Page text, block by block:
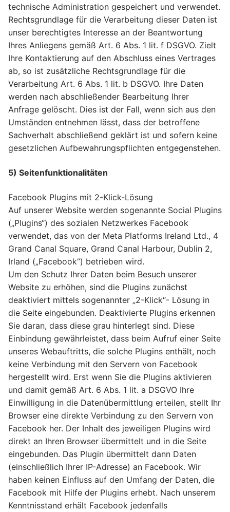
technische Administration gespeichert und verwendet.
Rechtsgrundlage für die Verarbeitung dieser Daten ist
unser berechtigtes Interesse an der Beantwortung
Ihres Anliegens gemäß Art. 6 Abs. 1 lit. f DSGVO. Zielt
Ihre Kontaktierung auf den Abschluss eines Vertrages
ab, so ist zusätzliche Rechtsgrundlage für die
Verarbeitung Art. 6 Abs. 1 lit. b DSGVO. Ihre Daten
werden nach abschließender Bearbeitung Ihrer
Anfrage gelöscht. Dies ist der Fall, wenn sich aus den
Umständen entnehmen lässt, dass der betroffene
Sachverhalt abschließend geklärt ist und sofern keine
gesetzlichen Aufbewahrungspflichten entgegenstehen.
5) Seitenfunktionalitäten
Facebook Plugins mit 2-Klick-Lösung
Auf unserer Website werden sogenannte Social Plugins
(„Plugins“) des sozialen Netzwerkes Facebook
verwendet, das von der Meta Platforms Ireland Ltd., 4
Grand Canal Square, Grand Canal Harbour, Dublin 2,
Irland („Facebook“) betrieben wird.
Um den Schutz Ihrer Daten beim Besuch unserer
Website zu erhöhen, sind die Plugins zunächst
deaktiviert mittels sogenannter „2-Klick“- Lösung in
die Seite eingebunden. Deaktivierte Plugins erkennen
Sie daran, dass diese grau hinterlegt sind. Diese
Einbindung gewährleistet, dass beim Aufruf einer Seite
unseres Webauftritts, die solche Plugins enthält, noch
keine Verbindung mit den Servern von Facebook
hergestellt wird. Erst wenn Sie die Plugins aktivieren
und damit gemäß Art. 6 Abs. 1 lit. a DSGVO Ihre
Einwilligung in die Datenübermittlung erteilen, stellt Ihr
Browser eine direkte Verbindung zu den Servern von
Facebook her. Der Inhalt des jeweiligen Plugins wird
direkt an Ihren Browser übermittelt und in die Seite
eingebunden. Das Plugin übermittelt dann Daten
(einschließlich Ihrer IP-Adresse) an Facebook. Wir
haben keinen Einfluss auf den Umfang der Daten, die
Facebook mit Hilfe der Plugins erhebt. Nach unserem
Kenntnisstand erhält Facebook jedenfalls